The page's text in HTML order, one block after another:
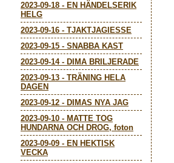
2023-09-18 - EN HÄNDELSERIK
HELG
2023-09-16 - TJAKTJAGIESSE
2023-09-15 - SNABBA KAST
2023-09-14- DIMA BRILJERADE
2023-09-13 - TRÄNING HELA
DAGEN
2023-09-12 - DIMAS NYA JAG
2023-09-10 - MATTE TOG
HUNDARNA OCH DROG, foton
2023-09-09 - EN HEKTISK
VECKA